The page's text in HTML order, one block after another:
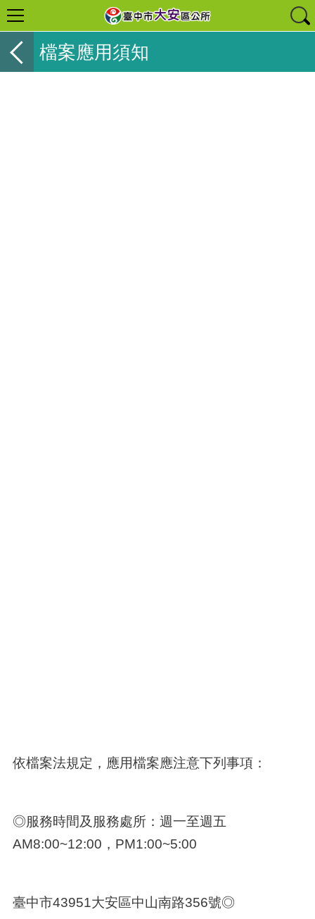
檔案應用須知
依檔案法規定，應用檔案應注意下列事項：
◎服務時間及服務處所：週一至週五
AM8:00~12:00，PM1:00~5:00
臺中市43951大安區中山南路356號◎